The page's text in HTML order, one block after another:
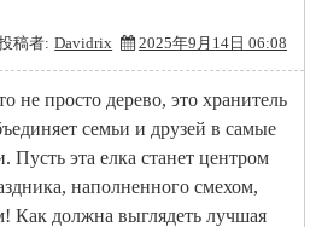
稿者: Davidrix 2025年9月14日 06:08
не просто дерево, это хранитель
семьи и друзей в самые
эта елка станет центром
наполненного смехом,
Как должна выглядеть лучшая